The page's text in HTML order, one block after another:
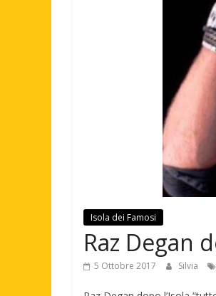
Isola dei Famosi
Raz Degan
5 Ottobre 2017 Silvia